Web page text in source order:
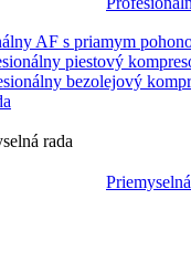
AF s priamym
piestový
bezolejový
rada